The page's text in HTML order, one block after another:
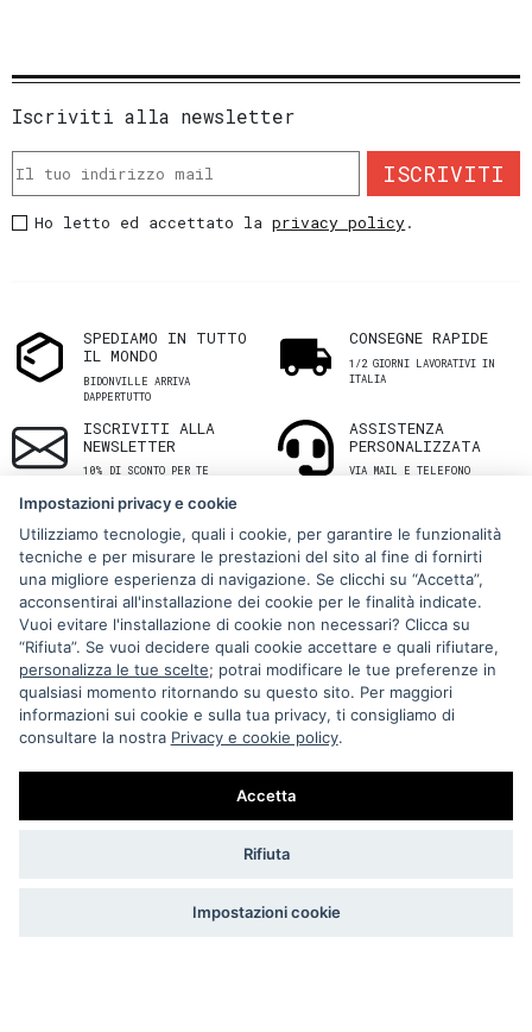
Iscriviti alla newsletter
ISCRIVITI
Ho letto ed accettato laprivacy policy.
SPEDIAMO IN TUTTO
IL MONDO
BIDONVILLE ARRIVA
DAPPERTUTTO
CONSEGNE RAPIDE
1/2 GIORNI LAVORATIVI IN
ITALIA
ISCRIVITI ALLA
NEWSLETTER
10% DI SCONTO PER TE
ASSISTENZA
PERSONALIZZATA
VIA MAIL E TELEFONO
Via Melo 224/a, Bari, Italy, 70121
+39 080 990 5699
P.IVA: 05921860721
Impostazioni Cookie
Impostazioni privacy e cookie
Utilizziamo tecnologie, quali i cookie, per garantire le funzionalità
tecniche e per misurare le prestazioni del sito al fine di fornirti
una migliore esperienza di navigazione. Se clicchi su “Accetta”,
acconsentirai all'installazione dei cookie per le finalità indicate.
Vuoi evitare l'installazione di cookie non necessari? Clicca su
“Rifiuta”. Se vuoi decidere quali cookie accettare e quali rifiutare,
personalizza le tue scelte; potrai modificare le tue preferenze in
qualsiasi momento ritornando su questo sito. Per maggiori
informazioni sui cookie e sulla tua privacy, ti consigliamo di
consultare la nostra Privacy e cookie policy.
Accetta
Rifiuta
Impostazioni cookie